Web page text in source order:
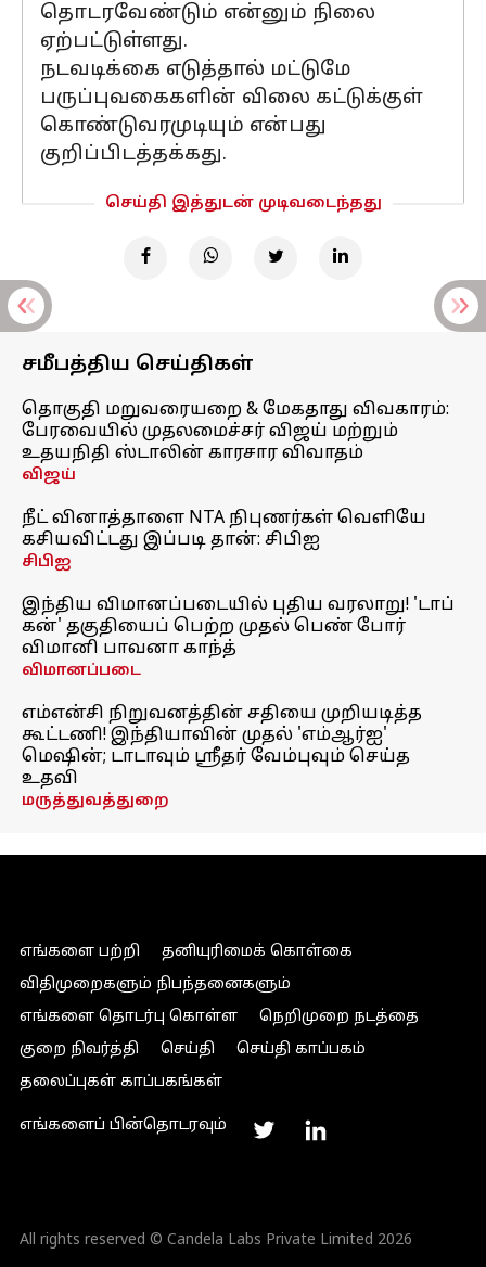
தொடரவேண்டும் என்னும் நிலை
ஏற்பட்டுள்ளது.
நடவடிக்கை எடுத்தால் மட்டுமே
பருப்புவகைகளின் விலை கட்டுக்குள்
கொண்டுவரமுடியும் என்பது
குறிப்பிடத்தக்கது.
செய்தி இத்துடன் முடிவடைந்தது
சமீபத்திய செய்திகள்
தொகுதி மறுவரையறை & மேகதாது விவகாரம்:
பேரவையில் முதலமைச்சர் விஜய் மற்றும்
உதயநிதி ஸ்டாலின் காரசார விவாதம்
விஜய்
நீட் வினாத்தாளை NTA நிபுணர்கள் வெளியே
கசியவிட்டது இப்படி தான்: சிபிஐ
சிபிஐ
இந்திய விமானப்படையில் புதிய வரலாறு! 'டாப்
கன்' தகுதியைப் பெற்ற முதல் பெண் போர்
விமானி பாவனா காந்த்
விமானப்படை
எம்என்சி நிறுவனத்தின் சதியை முறியடித்த
கூட்டணி! இந்தியாவின் முதல் 'எம்ஆர்ஐ'
மெஷின்; டாடாவும் ஸ்ரீதர் வேம்புவும் செய்த
உதவி
மருத்துவத்துறை
எங்களை பற்றி
தனியுரிமைக் கொள்கை
விதிமுறைகளும் நிபந்தனைகளும்
எங்களை தொடர்பு கொள்ள
நெறிமுறை நடத்தை
குறை நிவர்த்தி
செய்தி
செய்தி காப்பகம்
தலைப்புகள் காப்பகங்கள்
எங்களைப் பின்தொடரவும்
All rights reserved © Candela Labs Private Limited 2026